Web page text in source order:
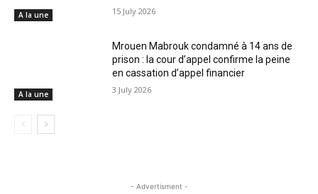
A la une 15 July 2026
A la une
Mrouen Mabrouk condamné à 14 ans de
prison : la cour d’appel confirme la peine
en cassation d’appel financier
3 July 2026
- Advertisment -